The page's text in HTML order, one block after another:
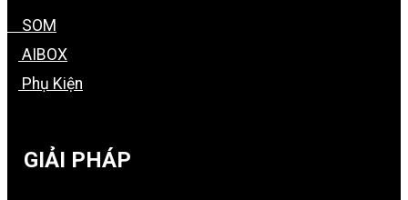
SOM
AIBOX
Phụ Kiện
GIẢI PHÁP